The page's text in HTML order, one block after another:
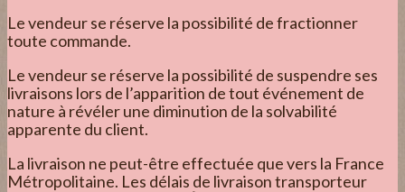
Le vendeur se réserve la possibilité de fractionner
toute commande.
Le vendeur se réserve la possibilité de suspendre ses
livraisons lors de l’apparition de tout événement de
nature à révéler une diminution de la solvabilité
apparente du client.
La livraison ne peut-être effectuée que vers la France
Métropolitaine. Les délais de livraison transporteur